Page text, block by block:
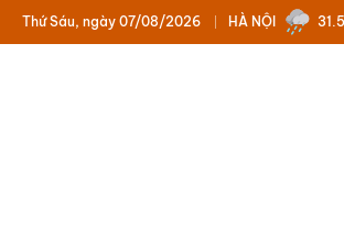
HÀ NỘI
Thứ Sáu, ngày 07/08/2026